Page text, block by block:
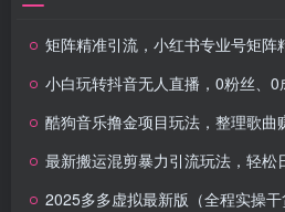
矩阵精准引流，小红书专业号矩阵精准获客
小白玩转抖音无人直播，0粉丝、0成
酷狗音乐撸金项目玩法，整理歌曲
最新搬运混剪暴力引流玩法，轻松日引
2025多多虚拟最新版（全程实操干货分享）